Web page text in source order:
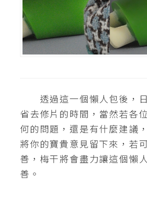
透過這一個懶人包後，
省去修片的時間，當然若各
何的問題，還是有什麼建議
將你的寶貴意見留下來，若
善，梅干將會盡力讓這個懶
善。